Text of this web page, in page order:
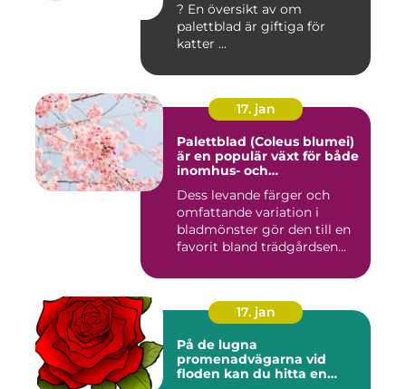
? En översikt av om
palettblad är giftiga för
katter ...
17. jan
Palettblad (Coleus blumei)
är en populär växt för både
inomhus- och
Dess levande färger och
omfattande variation i
bladmönster gör den till en
favorit bland trädgårdsen...
17. jan
På de lugna
promenadvägarna vid
floden kan du hitta en